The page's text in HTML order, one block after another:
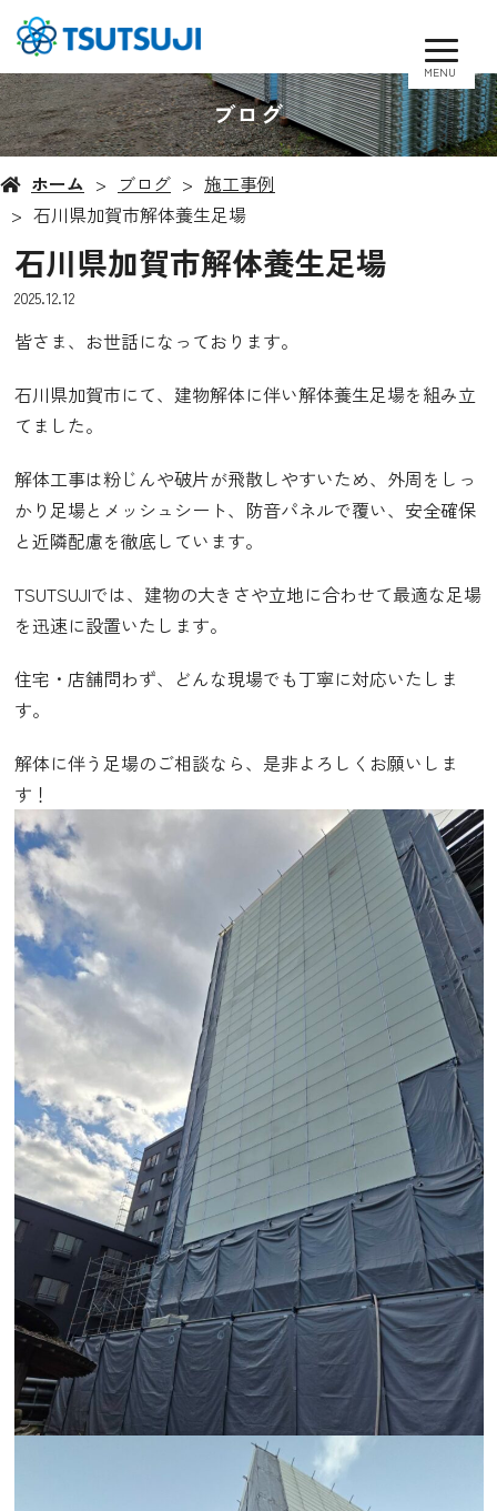
MENU
ブログ
ホーム ブログ
施工事例
石川県加賀市解体養生足場
石川県加賀市解体養生足場
2025.12.12
皆さま、お世話になっております。
石川県加賀市にて、建物解体に伴い解体養生足場を組み立
てました。
解体工事は粉じんや破片が飛散しやすいため、外周をしっ
かり足場とメッシュシート、防音パネルで覆い、安全確保
と近隣配慮を徹底しています。
TSUTSUJIでは、建物の大きさや立地に合わせて最適な足場
を迅速に設置いたします。
住宅・店舗問わず、どんな現場でも丁寧に対応いたしま
す。
解体に伴う足場のご相談なら、是非よろしくお願いしま
す！